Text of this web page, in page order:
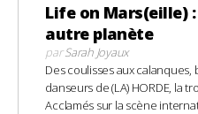
Life on Mars(eille)
autre planète
parSarah Joyaux
Des coulisses aux
danseurs de (LA) HORDE, la
Acclamés sur la scène